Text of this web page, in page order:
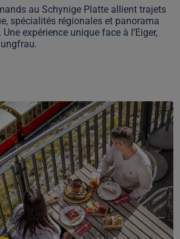
au Schynige Platte allient trajets
spécialités régionales et panorama
expérience unique face à l’Eiger,